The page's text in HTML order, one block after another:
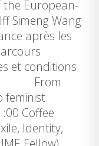
the European-
Simeng Wang
après les
et conditions
From
feminist
Coffee
Identity,